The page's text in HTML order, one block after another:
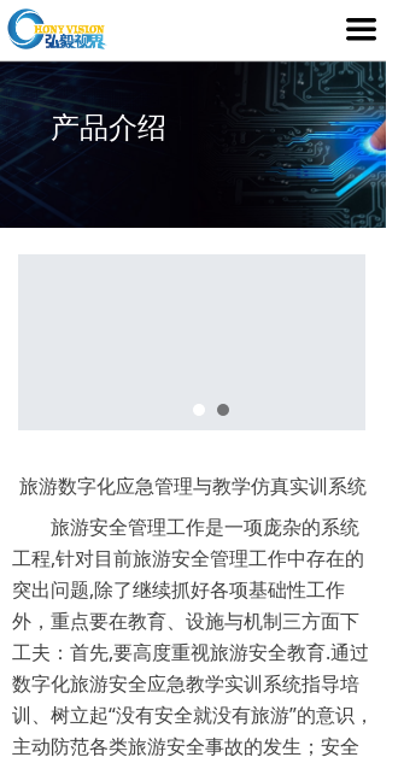
끀
首页
产品介绍
行业应用
媒体中心
产品介绍
旅游数字化应急管理与教学仿真实训系统
旅游安全管理工作是一项庞杂的系统
工程,针对目前旅游安全管理工作中存在的
突出问题,除了继续抓好各项基础性工作
外，重点要在教育、设施与机制三方面下
工夫：首先,要高度重视旅游安全教育.通过
数字化旅游安全应急教学实训系统指导培
训、树立起“没有安全就没有旅游”的意识，
主动防范各类旅游安全事故的发生；安全